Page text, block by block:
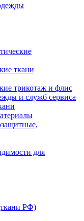
ткани
трикотаж и флис
и служб сервиса
для
РФ)